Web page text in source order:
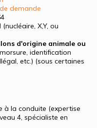
demande
(nucléaire, X,Y, ou
d'origine animale ou
identification
etc.) (sous certaines
à la conduite (expertise
4, spécialiste en